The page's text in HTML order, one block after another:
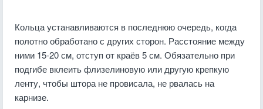
Кольца устанавливаются в последнюю очередь, когда
полотно обработано с других сторон. Расстояние между
ними 15-20 см, отступ от краёв 5 см. Обязательно при
подгибе вклеить флизелиновую или другую крепкую
ленту, чтобы штора не провисала, не рвалась на
карнизе.